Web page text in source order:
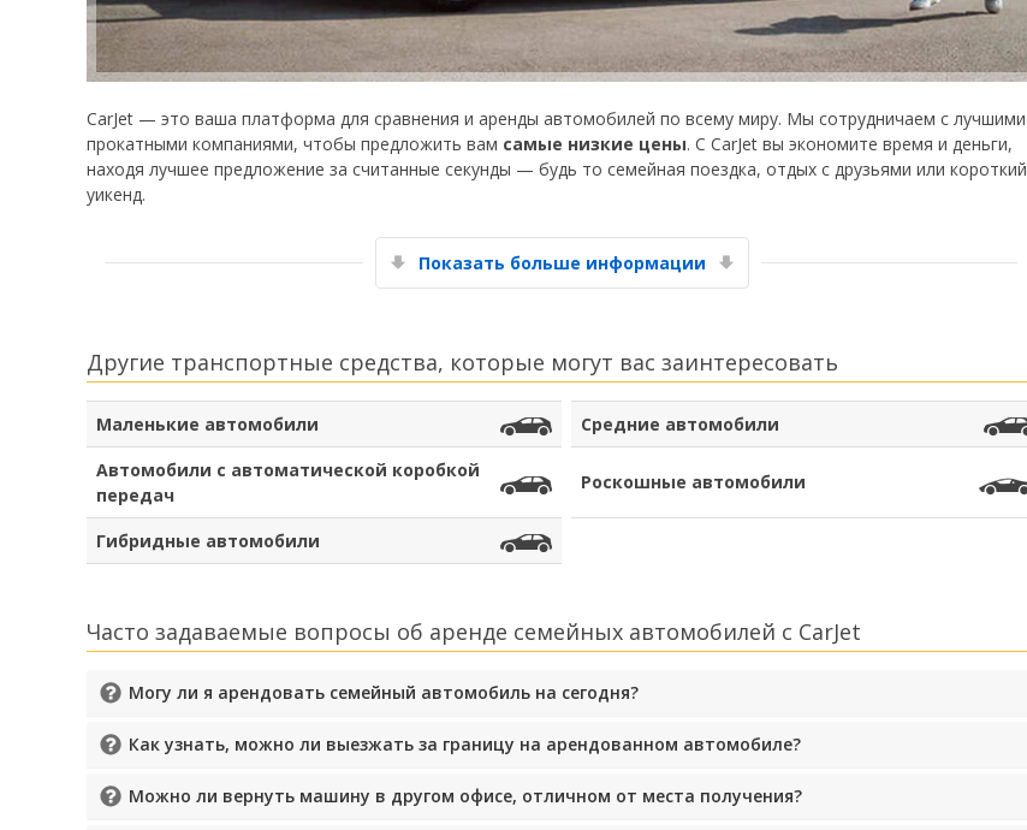
Получите доступ к эксклюзивным
предложениям партнёров
Войти с помощью eLink
CarJet — это ваша платформа для сравнения и аренды автомобилей по всему миру. Мы сотрудничаем с лучшими
прокатными компаниями, чтобы предложить вам самые низкие цены. С CarJet вы экономите время и деньги,
находя лучшее предложение за считанные секунды — будь то семейная поездка, отдых с друзьями или короткий
уикенд.
Показать больше информации
Другие транспортные средства, которые могут вас заинтересовать
Маленькие автомобили Средние автомобили
Автомобили с автоматической коробкой
передач
Роскошные автомобили
Гибридные автомобили
Часто задаваемые вопросы об аренде семейных автомобилей с CarJet
Могу ли я арендовать семейный автомобиль на сегодня?
Как узнать, можно ли выезжать за границу на арендованном автомобиле?
Можно ли вернуть машину в другом офисе, отличном от места получения?